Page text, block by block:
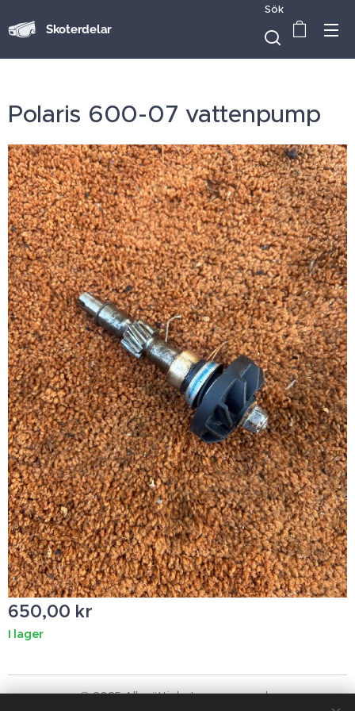
Skoterdelar
Sök
Polaris 600-07 vattenpump
650,00 kr
I lager
© 2025 Alla rättigheter reserverade